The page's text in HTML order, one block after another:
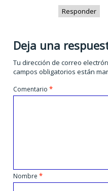
Responder
Deja una
Tu dirección de correo
campos obligatorios están
Comentario*
Nombre*